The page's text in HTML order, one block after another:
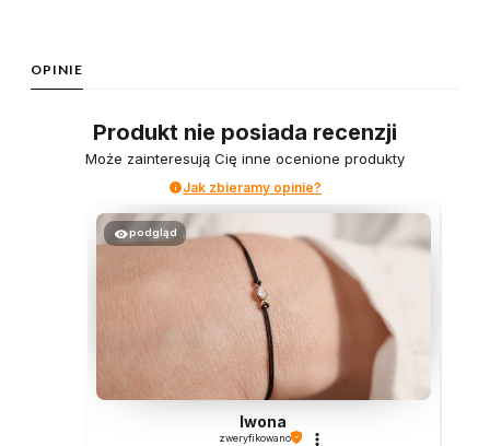
OPINIE
Produkt nie posiada recenzji
Może zainteresują Cię inne ocenione produkty
Jak zbieramy opinie?
podgląd
Iwona
zweryfikowano